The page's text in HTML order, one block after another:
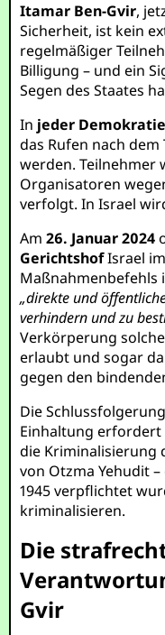
Itamar Ben-Gvir,
Sicherheit, ist kein
regelmäßiger
Billigung – und ein
Segen des Staates
In jeder Demokratie
das Rufen nach
werden. Teilnehmer
Organisatoren
verfolgt. In Israel
Am26. Januar 2024
GerichtshofIsrael
Maßnahmenbefehls
„direkte und
verhindern und zu
Verkörperung
erlaubt und sogar
gegen den
Die
Einhaltung erfordert
die Kriminalisierung
von Otzma Yehudit
1945 verpflichtet
kriminalisieren.
Die
Gvir